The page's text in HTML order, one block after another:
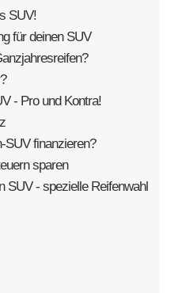
SUV!
für deinen SUV
- Pro und Kontra!
finanzieren?
sparen
SUV - spezielle Reifenwahl